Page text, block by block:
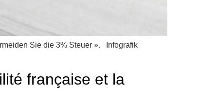
Sie die 3% Steuer ». Infografik
française et la